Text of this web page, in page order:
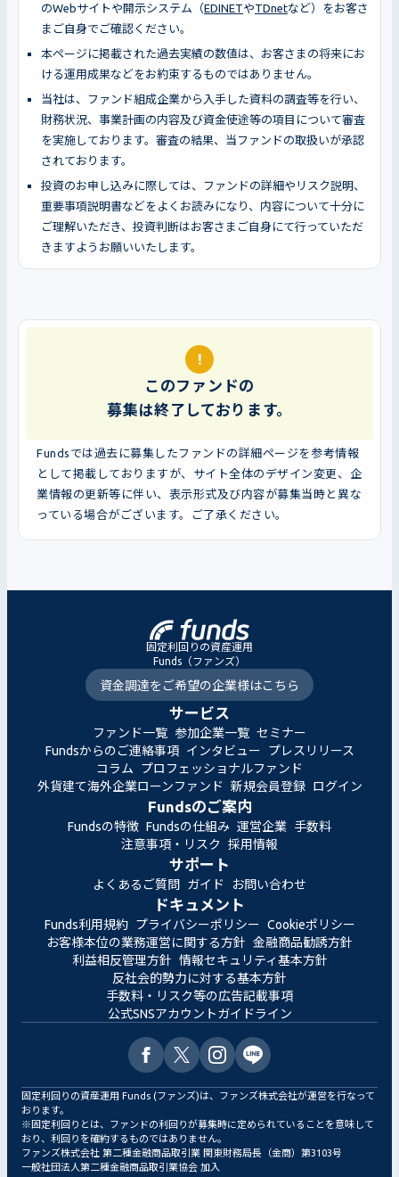
のWebサイトや開示システム（EDINETやTDnetなど）をお客さ
まご自身でご確認ください。
本ページに掲載された過去実績の数値は、お客さまの将来にお
ける運用成果などをお約束するものではありません。
当社は、ファンド組成企業から入手した資料の調査等を行い、
財務状況、事業計画の内容及び資金使途等の項目について審査
を実施しております。審査の結果、当ファンドの取扱いが承認
されております。
投資のお申し込みに際しては、ファンドの詳細やリスク説明、
重要事項説明書などをよくお読みになり、内容について十分に
ご理解いただき、投資判断はお客さまご自身にて行っていただ
きますようお願いいたします。
!
このファンドの
募集は終了しております。
Fundsでは過去に募集したファンドの詳細ページを参考情報
として掲載しておりますが、サイト全体のデザイン変更、企
業情報の更新等に伴い、表示形式及び内容が募集当時と異な
っている場合がございます。ご了承ください。
固定利回りの資産運用
Funds（ファンズ）
資金調達をご希望の企業様はこちら
サービス
ファンド一覧 参加企業一覧 セミナー
Fundsからのご連絡事項 インタビュー
プレスリリース
コラム
プロフェッショナルファンド
外貨建て海外企業ローンファンド 新規会員登録 ログイン
Fundsのご案内
Fundsの特徴 Fundsの仕組み 運営企業 手数料
注意事項・リスク
採用情報
サポート
よくあるご質問 ガイド お問い合わせ
ドキュメント
Funds利用規約 プライバシーポリシー Cookieポリシー
お客様本位の業務運営に関する方針 金融商品勧誘方針
利益相反管理方針 情報セキュリティ基本方針
反社会的勢力に対する基本方針
手数料・リスク等の広告記載事項
公式SNSアカウントガイドライン
固定利回りの資産運用 Funds (ファンズ)は、ファンズ株式会社が運営を行なって
おります。
※固定利回りとは、ファンドの利回りが募集時に定められていることを意味して
おり、利回りを確約するものではありません。
ファンズ株式会社 第二種金融商品取引業 関東財務局長（金商）第3103号
一般社団法人第二種金融商品取引業協会 加入